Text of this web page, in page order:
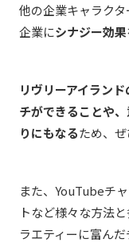
他の企業キャラク
企業にシナジー効果
リヴリーアイランド
チができることや
りにもなるため、
また、YouTubeチ
トなど様々な方法
ラエティーに富ん